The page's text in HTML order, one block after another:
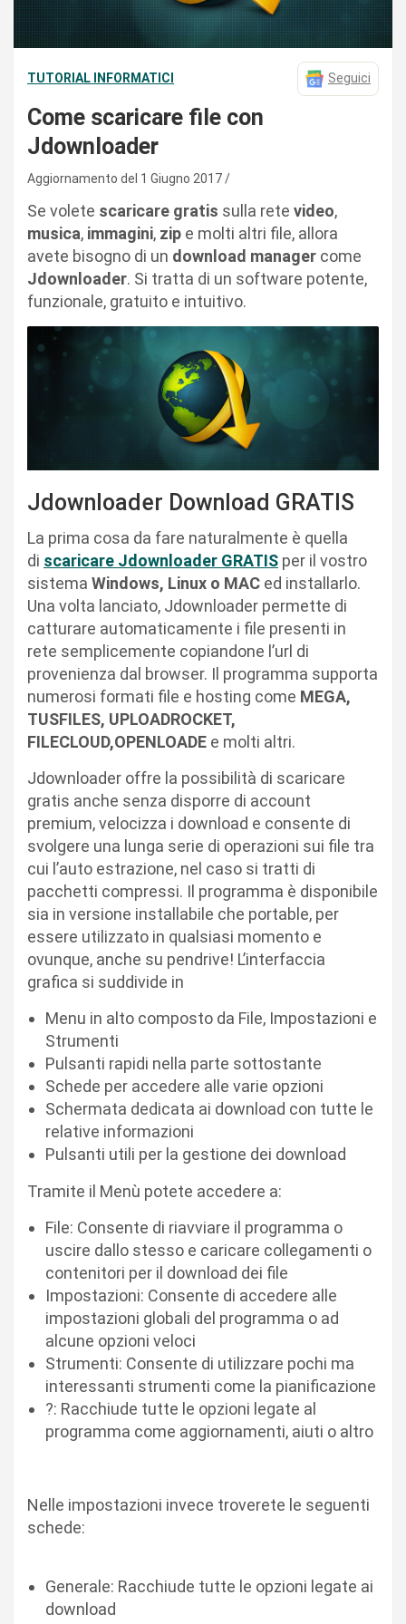
TUTORIAL INFORMATICI Seguici
Come scaricare file con
Jdownloader
Aggiornamento del 1 Giugno 2017
Se volete scaricare gratis sulla rete video,
musica, immagini, zip e molti altri file, allora
avete bisogno di un download manager come
Jdownloader. Si tratta di un software potente,
funzionale, gratuito e intuitivo.
Jdownloader Download GRATIS
La prima cosa da fare naturalmente è quella
di scaricare Jdownloader GRATIS per il vostro
sistema Windows, Linux o MAC ed installarlo.
Una volta lanciato, Jdownloader permette di
catturare automaticamente i file presenti in
rete semplicemente copiandone l’url di
provenienza dal browser. Il programma supporta
numerosi formati file e hosting come MEGA,
TUSFILES, UPLOADROCKET,
FILECLOUD,OPENLOADE e molti altri.
Jdownloader offre la possibilità di scaricare
gratis anche senza disporre di account
premium, velocizza i download e consente di
svolgere una lunga serie di operazioni sui file tra
cui l’auto estrazione, nel caso si tratti di
pacchetti compressi. Il programma è disponibile
sia in versione installabile che portable, per
essere utilizzato in qualsiasi momento e
ovunque, anche su pendrive! L’interfaccia
grafica si suddivide in
Menu in alto composto da File, Impostazioni e
Strumenti
Pulsanti rapidi nella parte sottostante
Schede per accedere alle varie opzioni
Schermata dedicata ai download con tutte le
relative informazioni
Pulsanti utili per la gestione dei download
Tramite il Menù potete accedere a:
File: Consente di riavviare il programma o
uscire dallo stesso e caricare collegamenti o
contenitori per il download dei file
Impostazioni: Consente di accedere alle
impostazioni globali del programma o ad
alcune opzioni veloci
Strumenti: Consente di utilizzare pochi ma
interessanti strumenti come la pianificazione
?: Racchiude tutte le opzioni legate al
programma come aggiornamenti, aiuti o altro
Nelle impostazioni invece troverete le seguenti
schede:
Generale: Racchiude tutte le opzioni legate ai
download